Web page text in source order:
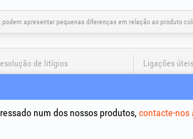
apresentar pequenas diferenças em relação ao produto
de litígios Ligações úteis
Tratamento
Política de
num dos nossos produtos, contacte-nos